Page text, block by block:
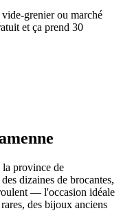
grenier ou marché
et ça prend 30
la province de
dizaines de brocantes,
— l'occasion idéale
des bijoux anciens